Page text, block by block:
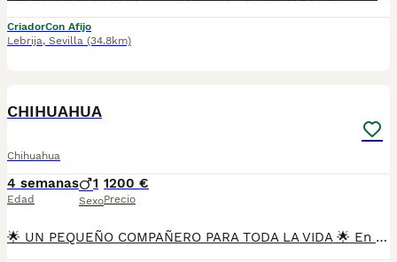
CriadorCon Afijo
Lebrija, Sevilla (34.8km)
CHIHUAHUA
Chihuahua
4 semanas
Edad
1
Sexo
1200 €
Precio
🌟 UN PEQUEÑO COMPAÑERO PARA TODA LA VIDA 🌟 En Mascotas del Sur tenemos disponibles preciosos Chihuahuas Merle, una raza que destaca por su belleza, inteligencia y gran personalidad. Nuestros cachorros crecen en un ambiente familiar, recibiendo atención, cariño y una excelente socialización desde sus primeras semanas. Contamos con Núcleo Zoológico autorizado, licencia de apertura y código de explotación, garantizando una cría responsable y el bienestar de todos nuestros cachorros. 📍 Sevilla 📞 611 723 226 📸 Instagram: @mimascotasdelsur057 Nuestros cachorros se entregan: 🐾 Revisados por veterinario. 🐾 Con microchip. 🐾 Pasaporte y cartilla sanitaria. 🐾 Vacunados y desparasitados. 🐾 Contrato con garantías víricas y congénitas. 🚚 Envíos a toda España. (Gastos de transporte no incluidos en el precio del cachorro). Además disponemos de: 📱 Videollamada para conocer al cachorro antes de reservarlo. 🏡 Recogida en nuestras instalaciones. 🔒 Reserva y pago contrareembolso. 💶 El precio indicado en el anuncio es el precio real. 🐾 Nuestro compromiso es que cada cachorro encuentre una familia donde crezca rodeado de cariño, respeto y cuidados. Solo atendemos a personas realmente comprometidas con ofrecer un hogar estable y responsable. #Chihuahua #ChihuahuaMerle #ChihuahuaMini #ChihuahuaEspaña #CachorrosChihuahua #PerrosDeCompañia #MascotasDelSur057 #MascotasDelSur #CachorrosSevilla #CriaderoAutorizado #NucleoZoologico #PerrosFelices #CachorrosEspaña #AmorAnimal